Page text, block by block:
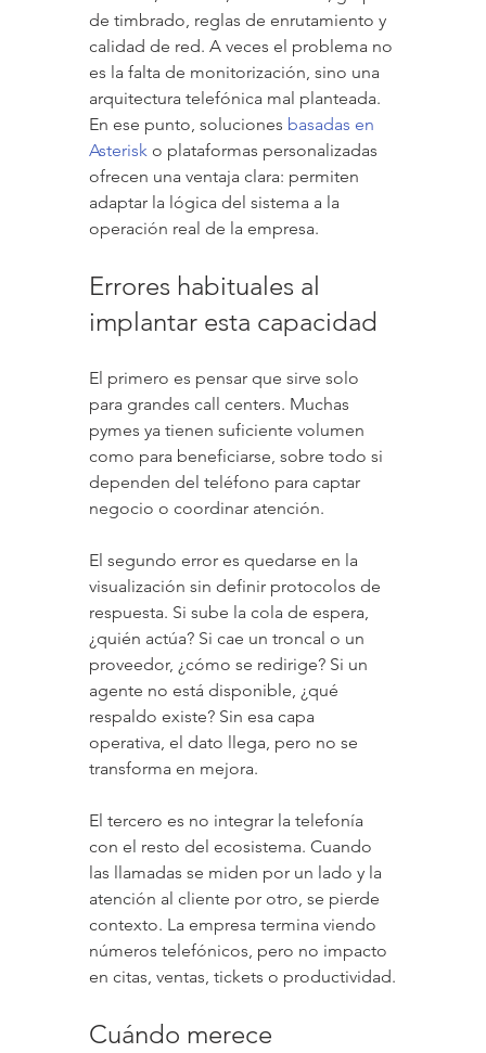
de timbrado, reglas de enrutamiento y
calidad de red. A veces el problema no
es la falta de monitorización, sino una
arquitectura telefónica mal planteada.
En ese punto, soluciones basadas en
Asterisk o plataformas personalizadas
ofrecen una ventaja clara: permiten
adaptar la lógica del sistema a la
operación real de la empresa.
Errores habituales al
implantar esta capacidad
El primero es pensar que sirve solo
para grandes call centers. Muchas
pymes ya tienen suficiente volumen
como para beneficiarse, sobre todo si
dependen del teléfono para captar
negocio o coordinar atención.
El segundo error es quedarse en la
visualización sin definir protocolos de
respuesta. Si sube la cola de espera,
¿quién actúa? Si cae un troncal o un
proveedor, ¿cómo se redirige? Si un
agente no está disponible, ¿qué
respaldo existe? Sin esa capa
operativa, el dato llega, pero no se
transforma en mejora.
El tercero es no integrar la telefonía
con el resto del ecosistema. Cuando
las llamadas se miden por un lado y la
atención al cliente por otro, se pierde
contexto. La empresa termina viendo
números telefónicos, pero no impacto
en citas, ventas, tickets o productividad.
Cuándo merece